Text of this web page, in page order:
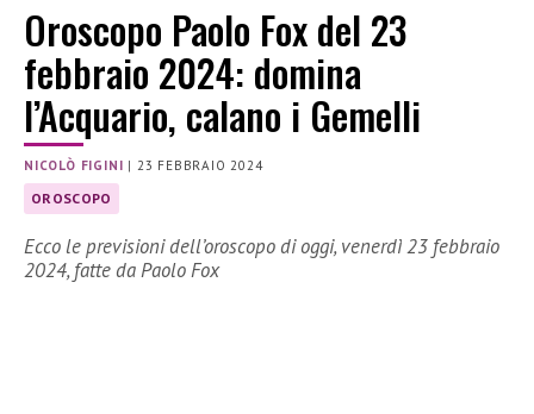
Oroscopo Paolo Fox del 23
febbraio 2024: domina
l’Acquario, calano i Gemelli
NICOLÒ FIGINI | 23 FEBBRAIO 2024
OROSCOPO
Ecco le previsioni dell’oroscopo di oggi, venerdì 23 febbraio
2024, fatte da Paolo Fox